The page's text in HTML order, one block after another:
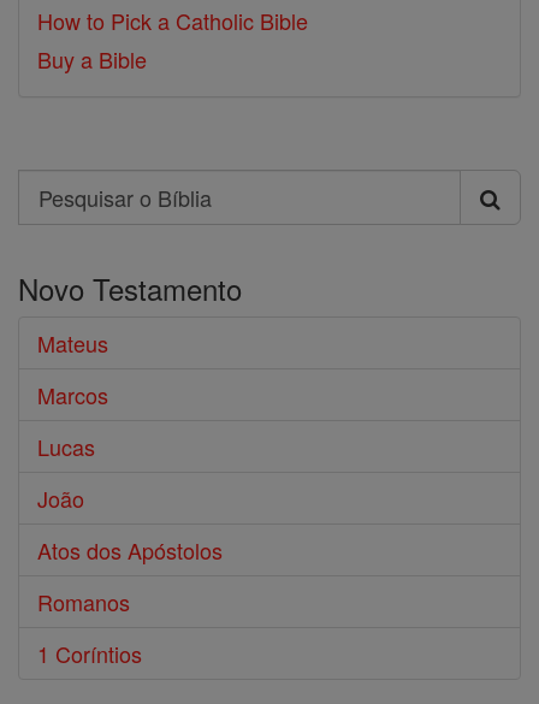
How to Pick a Catholic Bible
Buy a Bible
Search
Pesquisar
Bíblia
Novo Testamento
Mateus
Marcos
Lucas
João
Atos dos Apóstolos
Romanos
1 Coríntios